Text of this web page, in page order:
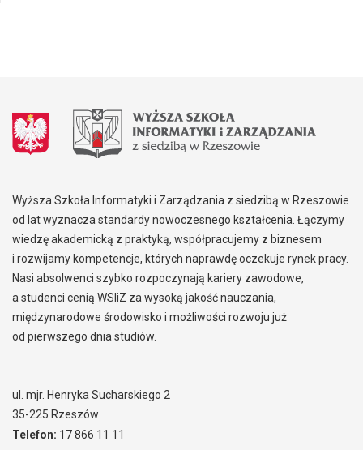
Wyższa Szkoła Informatyki i Zarządzania z siedzibą w Rzeszowie
od lat wyznacza standardy nowoczesnego kształcenia. Łączymy
wiedzę akademicką z praktyką, współpracujemy z biznesem
i rozwijamy kompetencje, których naprawdę oczekuje rynek pracy.
Nasi absolwenci szybko rozpoczynają kariery zawodowe,
a studenci cenią WSIiZ za wysoką jakość nauczania,
międzynarodowe środowisko i możliwości rozwoju już
od pierwszego dnia studiów.
ul. mjr. Henryka Sucharskiego 2
35-225 Rzeszów
Telefon: 17 866 11 11